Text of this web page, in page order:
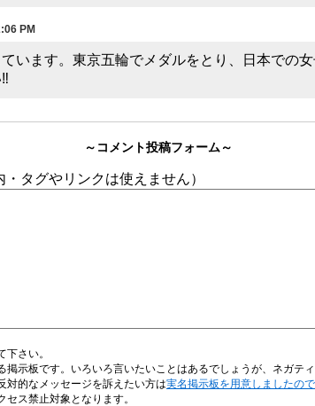
PM
います。東京五輪でメダルをとり、日本での
～コメント投稿フォーム～
タグやリンクは使えません）
下さい。
掲示板です。いろいろ言いたいことはあるでしょうが、ネガテ
的なメッセージを訴えたい方は実名掲示板を用意しましたので
セス禁止対象となります。